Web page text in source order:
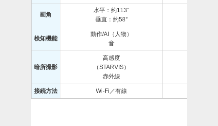
画角
水平：約113°
垂直：約58°
検知機能
動作/AI（人物）
音
暗所撮影
高感度
（STARVIS）
赤外線
接続方法 Wi-Fi／有線